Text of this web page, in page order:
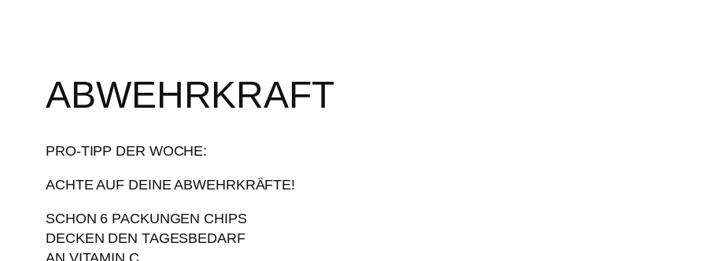
ABWEHRKRAFT
PRO-TIPP DER WOCHE:
ACHTE AUF DEINE ABWEHRKRÄFTE!
SCHON 6 PACKUNGEN CHIPS
DECKEN DEN TAGESBEDARF
AN VITAMIN C